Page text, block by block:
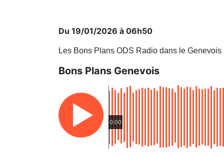
Du 19/01/2026 à 06h50
Les Bons Plans ODS Radio dans le Genevois
Bons Plans Genevois
0:00